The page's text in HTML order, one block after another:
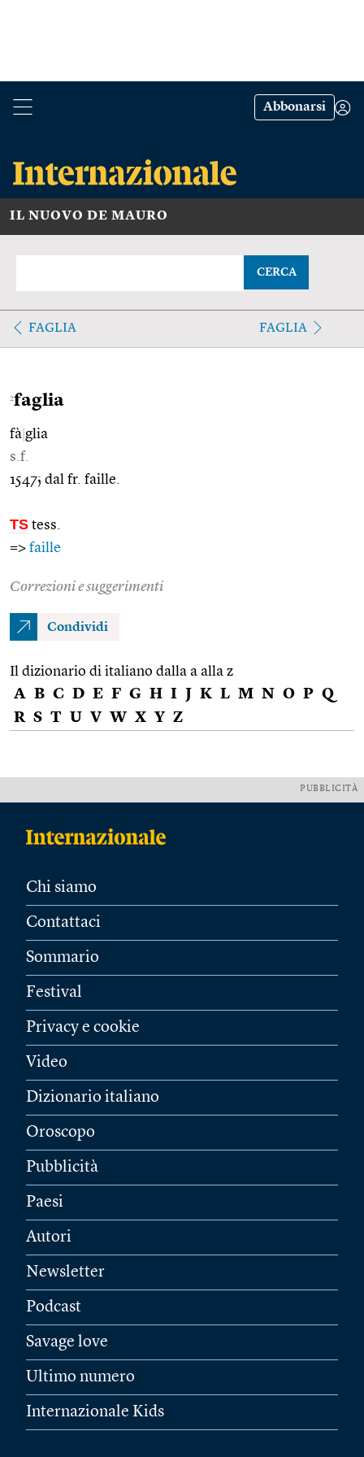
Abbonarsi
IL NUOVO DE MAURO
CERCA
FAGLIA FAGLIA
2faglia
fà glia
s.f.
1547; dal fr. faille.
TS tess.
=> faille
Correzioni e suggerimenti
Condividi
Il dizionario di italiano dalla a alla z
A B C D E F G H I J K L M N O P Q
R S T U V W X Y Z
PUBBLICITÀ
Chi siamo
Contattaci
Sommario
Festival
Privacy e cookie
Video
Dizionario italiano
Oroscopo
Pubblicità
Paesi
Autori
Newsletter
Podcast
Savage love
Ultimo numero
Internazionale Kids